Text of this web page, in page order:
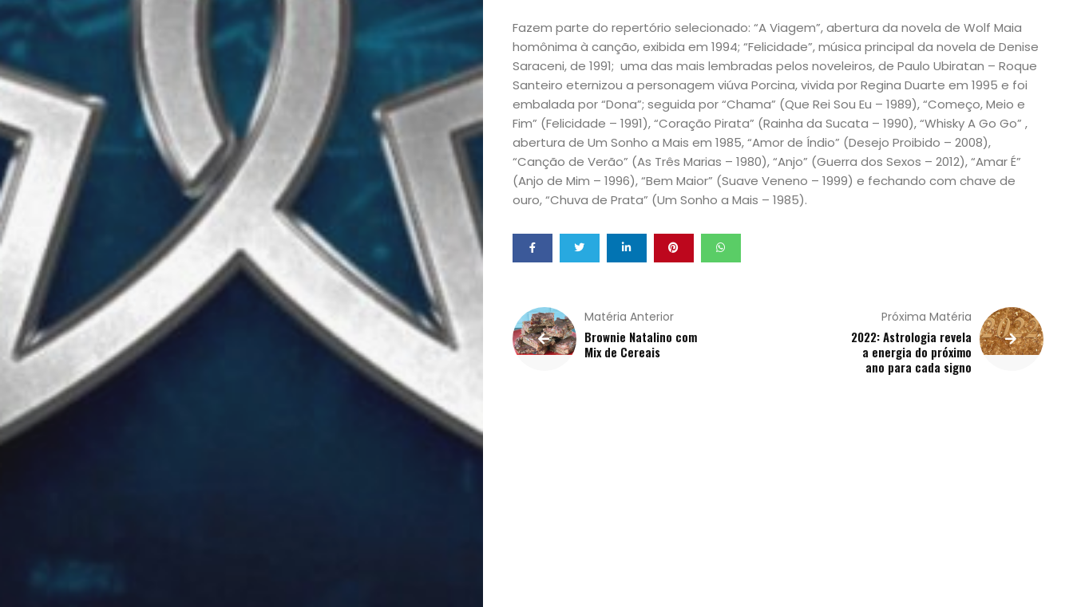
e
Decoração
Exclusiva
Homem
Mães
&
Filhos
Notícias
Opinião
Fazem parte do repertório selecionado: “A Viagem”, abertura da novela de Wolf Maia
homônima à canção, exibida em 1994; “Felicidade”, música principal da novela de Denise
Saraceni, de 1991; uma das mais lembradas pelos noveleiros, de Paulo Ubiratan – Roque
Santeiro eternizou a personagem viúva Porcina, vivida por Regina Duarte em 1995 e foi
embalada por “Dona”; seguida por “Chama” (Que Rei Sou Eu – 1989), “Começo, Meio e
Fim” (Felicidade – 1991), “Coração Pirata” (Rainha da Sucata – 1990), “Whisky A Go Go” ,
abertura de Um Sonho a Mais em 1985, “Amor de Índio” (Desejo Proibido – 2008),
“Canção de Verão” (As Três Marias – 1980), “Anjo” (Guerra dos Sexos – 2012), “Amar É”
(Anjo de Mim – 1996), “Bem Maior” (Suave Veneno – 1999) e fechando com chave de
ouro, “Chuva de Prata” (Um Sonho a Mais – 1985).
Matéria Anterior
Brownie Natalino com
Mix de Cereais
Próxima Matéria
2022: Astrologia revela
a energia do próximo
ano para cada signo